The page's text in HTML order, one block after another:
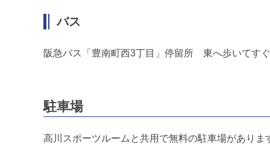
バス
阪急バス「豊南町西3丁目」停留所 東へ歩いてすぐ
駐車場
高川スポーツルームと共用で無料の駐車場がありま